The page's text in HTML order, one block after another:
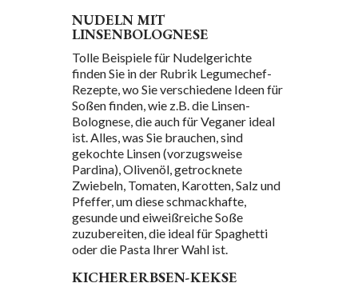
NUDELN MIT
LINSENBOLOGNESE
Tolle Beispiele für Nudelgerichte
finden Sie in der Rubrik Legumechef-
Rezepte, wo Sie verschiedene Ideen für
Soßen finden, wie z.B. die Linsen-
Bolognese, die auch für Veganer ideal
ist. Alles, was Sie brauchen, sind
gekochte Linsen (vorzugsweise
Pardina), Olivenöl, getrocknete
Zwiebeln, Tomaten, Karotten, Salz und
Pfeffer, um diese schmackhafte,
gesunde und eiweißreiche Soße
zuzubereiten, die ideal für Spaghetti
oder die Pasta Ihrer Wahl ist.
KICHERERBSEN-KEKSE